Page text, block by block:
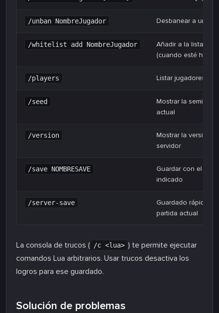
/unban NombreJugador Desbanear a un
/whitelist add NombreJugador
Añadir a la lista
(cuando esté
/players Listar jugadores en
/seed
Mostrar la semilla
actual
/version
Mostrar la versión
servidor
/save NOMBRESAVE
Guardar con el
indicado
/server-save
Guardado rápido
partida actual
La consola de trucos ( /c <lua> ) te permite ejecutar
comandos Lua arbitrarios. Usar trucos desactiva los
logros para ese guardado.
Solución de problemas